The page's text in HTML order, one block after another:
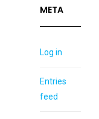
META
Log in
Entries
feed